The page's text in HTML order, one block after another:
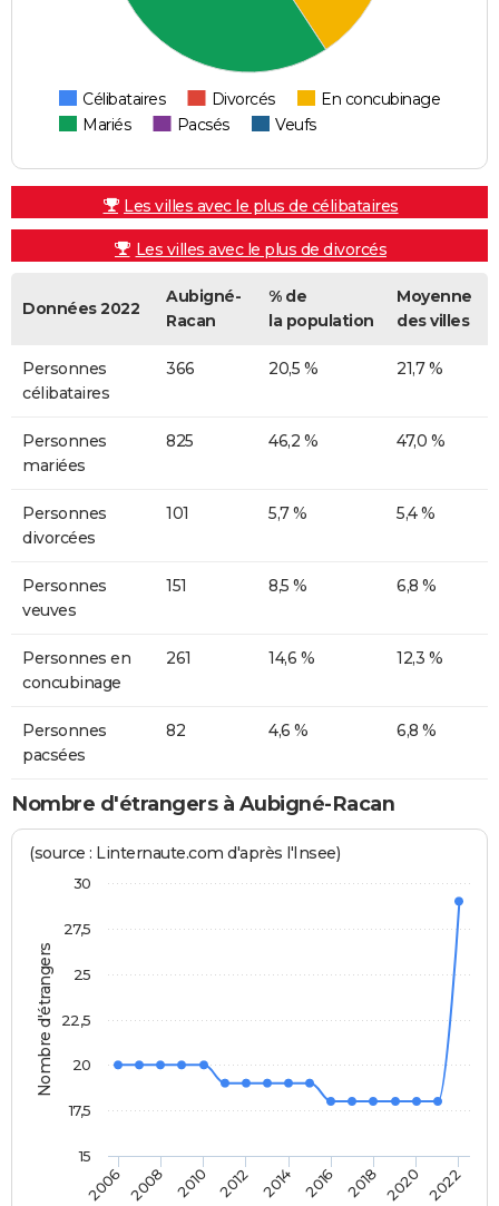
Célibataires Divorcés
En concubinage
Mariés
Pacsés Veufs
Les villes avec le plus de célibataires
Les villes avec le plus de divorcés
Données 2022
Aubigné-
Racan
% de
la population
Moyenne
des villes
Personnes
célibataires
366 20,5 % 21,7 %
Personnes
mariées
825 46,2 % 47,0 %
Personnes
divorcées
101 5,7 % 5,4 %
Personnes
veuves
151 8,5 % 6,8 %
Personnes en
concubinage
261 14,6 % 12,3 %
Personnes
pacsées
82 4,6 % 6,8 %
Nombre d'étrangers à Aubigné-Racan
Nombre d'étrangers
(source : Linternaute.com d'après l'Insee)
2006 2008 2010 2012 2014 2016 2018 2020 2022
15
17,5
20
22,5
25
27,5
30